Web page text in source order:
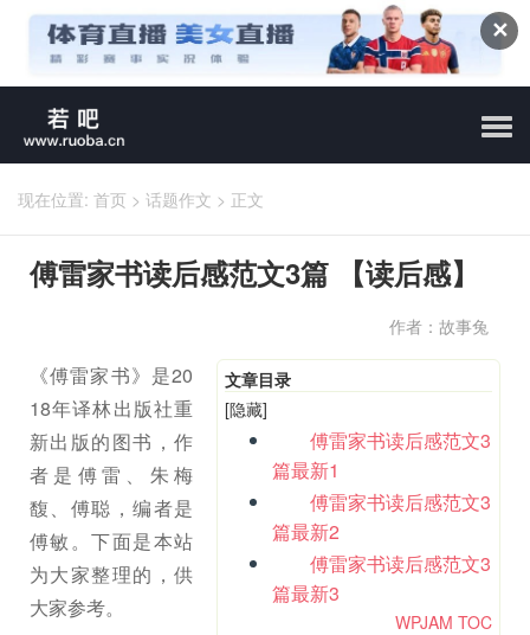
✕
现在位置: 首页 > 话题作文 > 正文
傅雷家书读后感范文3篇 【读后感】
作者：故事兔
文章目录
[隐藏]
傅雷家书读后感范文3
篇最新1
傅雷家书读后感范文3
篇最新2
傅雷家书读后感范文3
篇最新3
WPJAM TOC
《傅雷家书》是20
18年译林出版社重
新出版的图书，作
者是傅雷、朱梅
馥、傅聪，编者是
傅敏。下面是本站
为大家整理的，供
大家参考。